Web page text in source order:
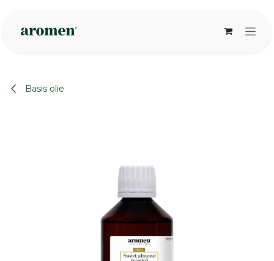
Basis olie